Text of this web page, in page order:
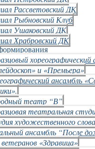
Рассветовский ДК
Рыбновский Клуб
Ушаковский ДК
Храбровский ДК
хореографический
и «Премьера»
ансамбль
театр “В”
театральная
художественного
ансамбль “После
«Здравица»